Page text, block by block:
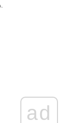
دولار. كان صافي ثروته يرتفع خلال العامين الماضيين.
ad